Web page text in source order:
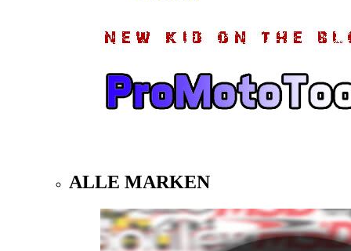
ALLE MARKEN